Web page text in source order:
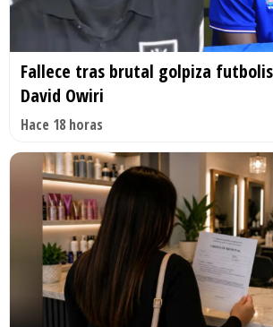
Fallece tras brutal golpiza
David Owiri
Hace 18 horas